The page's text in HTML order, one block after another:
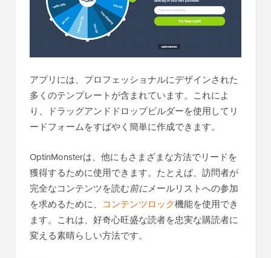
アプリには、プロフェッショナルにデザインされた
多くのテンプレートが含まれています。これによ
り、ドラッグアンドドロップビルダーを使用してリ
ードフォームをすばやく簡単に作成できます。
OptinMonsterは、他にもさまざまな方法でリードを
獲得するために使用できます。たとえば、訪問者が
完全なコンテンツを読む前にメールリストへの参加
を求めるために、 コンテンツロック機能を使用でき
ます。これは、好奇心旺盛な読者を忠実な購読者に
変える素晴らしい方法です。